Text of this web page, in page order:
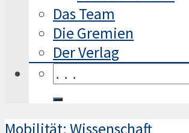
Das Team
Die Gremien
Der Verlag
Mobilität: Wissenschaft